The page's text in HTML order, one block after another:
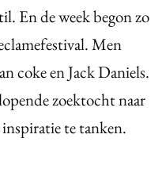
En de week begon zo
Men
coke en Jack Daniels.
zoektocht naar
te tanken.